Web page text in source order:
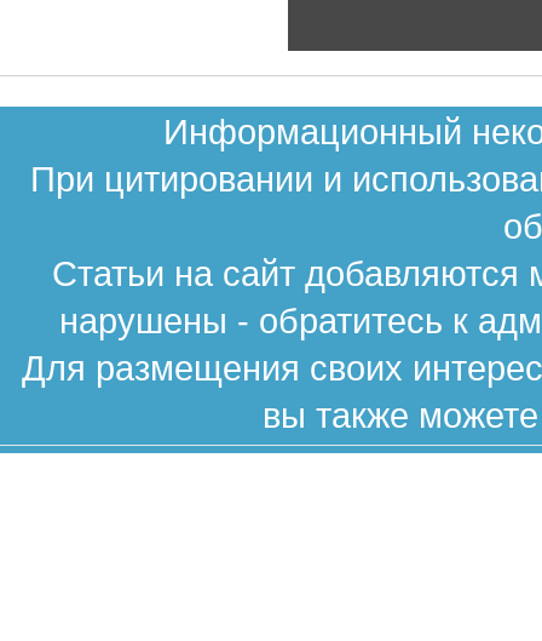
Информационный
При цитировании и
Статьи на сайт
нарушены - обратитесь к
Для размещения своих
вы также